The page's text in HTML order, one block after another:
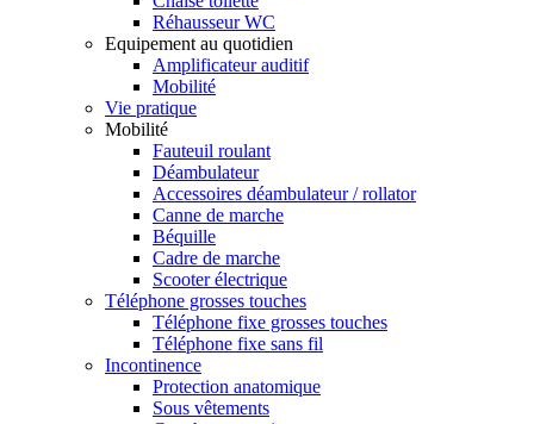
Réhausseur WC
Equipement au quotidien
Amplificateur auditif
Mobilité
Vie pratique
Mobilité
Fauteuil roulant
Déambulateur
Accessoires déambulateur / rollator
Canne de marche
Béquille
Cadre de marche
Scooter électrique
Téléphone grosses touches
Téléphone fixe grosses touches
Téléphone fixe sans fil
Incontinence
Protection anatomique
Sous vêtements